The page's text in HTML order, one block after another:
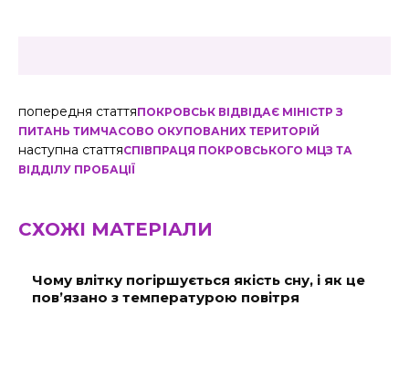
попередня статтяПОКРОВСЬК ВІДВІДАЄ МІНІСТР З
ПИТАНЬ ТИМЧАСОВО ОКУПОВАНИХ ТЕРИТОРІЙ
наступна статтяСПІВПРАЦЯ ПОКРОВСЬКОГО МЦЗ ТА
ВІДДІЛУ ПРОБАЦІЇ
СХОЖІ МАТЕРІАЛИ
Чому влітку погіршується якість сну, і як це
пов’язано з температурою повітря